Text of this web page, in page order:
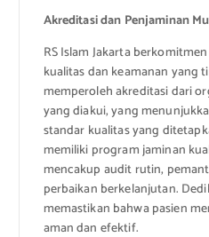
Akreditasi dan Penjaminan
RS Islam Jakarta
kualitas dan keamanan yang
memperoleh akreditasi dari
yang diakui, yang
standar kualitas yang
memiliki program jaminan
mencakup audit rutin,
perbaikan berkelanjutan.
memastikan bahwa pasien
aman dan efektif.